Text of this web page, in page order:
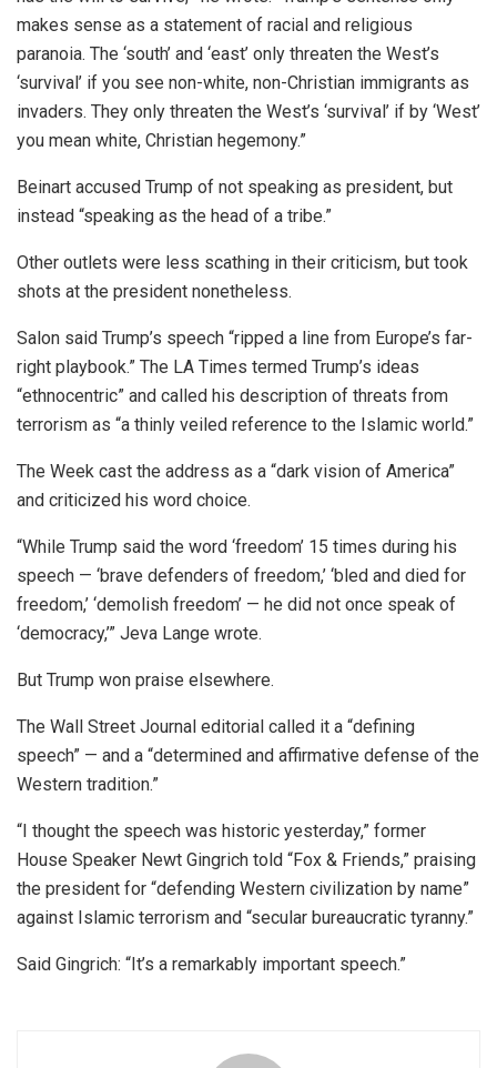
makes sense as a statement of racial and religious
paranoia. The ‘south’ and ‘east’ only threaten the West’s
‘survival’ if you see non-white, non-Christian immigrants as
invaders. They only threaten the West’s ‘survival’ if by ‘West’
you mean white, Christian hegemony.”
Beinart accused Trump of not speaking as president, but
instead “speaking as the head of a tribe.”
Other outlets were less scathing in their criticism, but took
shots at the president nonetheless.
Salon said Trump’s speech “ripped a line from Europe’s far-
right playbook.” The LA Times termed Trump’s ideas
“ethnocentric” and called his description of threats from
terrorism as “a thinly veiled reference to the Islamic world.”
The Week cast the address as a “dark vision of America”
and criticized his word choice.
“While Trump said the word ‘freedom’ 15 times during his
speech — ‘brave defenders of freedom,’ ‘bled and died for
freedom,’ ‘demolish freedom’ — he did not once speak of
‘democracy,’” Jeva Lange wrote.
But Trump won praise elsewhere.
The Wall Street Journal editorial called it a “defining
speech” — and a “determined and affirmative defense of the
Western tradition.”
“I thought the speech was historic yesterday,” former
House Speaker Newt Gingrich told “Fox & Friends,” praising
the president for “defending Western civilization by name”
against Islamic terrorism and “secular bureaucratic tyranny.”
Said Gingrich: “It’s a remarkably important speech.”